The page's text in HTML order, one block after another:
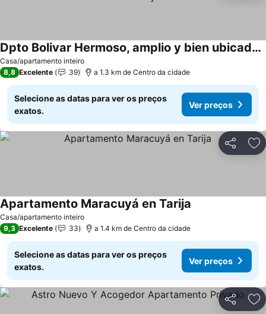
Casa/apartamento inteiro
Dpto Bolivar Hermoso, amplio y bien ubicado en la chura Tarija
Ver preços
8,8 Excelente 39 a 1.3 km de Centro da cidade
Selecione as datas para ver os preços
exatos.
Ver preços
Partilhar
Casa/apartamento inteiro
Apartamento Maracuyá en Tarija
9,3 Excelente 33 a 1.4 km de Centro da cidade
Selecione as datas para ver os preços
exatos.
Ver preços
Partilhar